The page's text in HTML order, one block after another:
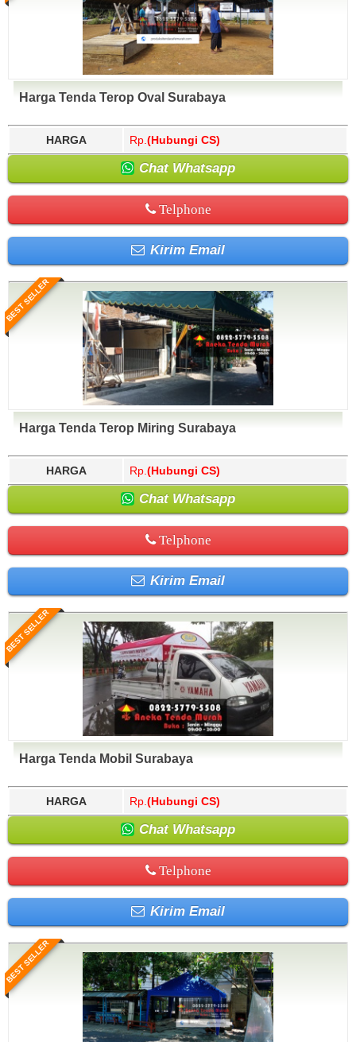
Harga Tenda Terop Oval Surabaya
HARGA Rp. (Hubungi CS)
Chat Whatsapp
Telphone
Kirim Email
BEST SELLER
Harga Tenda Terop Miring Surabaya
HARGA Rp. (Hubungi CS)
Chat Whatsapp
Telphone
Kirim Email
BEST SELLER
Harga Tenda Mobil Surabaya
HARGA Rp. (Hubungi CS)
Chat Whatsapp
Telphone
Kirim Email
BEST SELLER